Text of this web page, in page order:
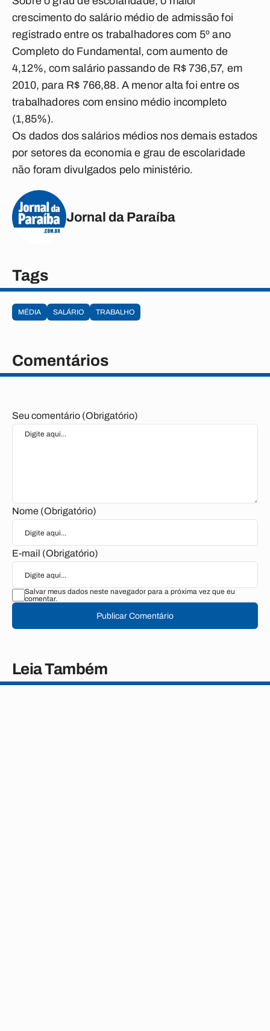
crescimento do salário médio de admissão foi
registrado entre os trabalhadores com 5º ano
Completo do Fundamental, com aumento de
4,12%, com salário passando de R$ 736,57, em
2010, para R$ 766,88. A menor alta foi entre os
trabalhadores com ensino médio incompleto
(1,85%).
Os dados dos salários médios nos demais estados
por setores da economia e grau de escolaridade
não foram divulgados pelo ministério.
Jornal da Paraíba
Tags
MÉDIA SALÁRIO TRABALHO
Comentários
Seu comentário (Obrigatório)
Nome (Obrigatório)
E-mail (Obrigatório)
Salvar meus dados neste navegador para a próxima vez que eu
comentar.
Publicar Comentário
Leia Também